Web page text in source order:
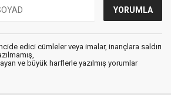
edici cümleler veya imalar, inançlara saldırı
ve büyük harflerle yazılmış yorumlar